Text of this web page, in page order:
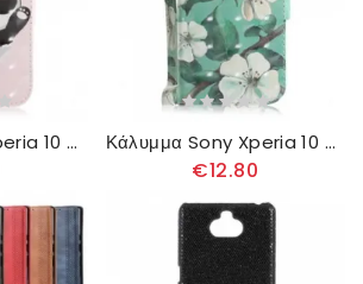
Κάλυμμα Sony Xperia 10 Plus με κορδονι Panda Love Strap Κάλυμμα Sony Xperia 10 Plus με κορδονι Κλαδί Ανθοφορίας Με Λουράκι
€12.80